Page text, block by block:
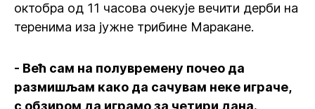
октобра од 11 часова очекује вечити дерби на
теренима иза јужне трибине Маракане.
- Већ сам на полувремену почео да
размишљам како да сачувам неке играче,
с обзиром да играмо за четири дана.